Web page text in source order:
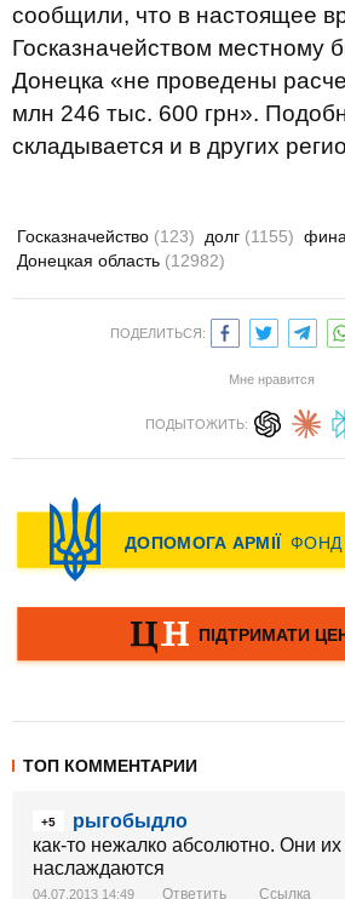
сообщили, что в настоящее
Госказначейством местному
Донецка «не проведены
млн 246 тыс. 600 грн».
складывается и в других
Госказначейство (123) долг (1155)
Донецкая область (12982)
ПОДЕЛИТЬСЯ:
Мне нравится
ПОДЫТОЖИТЬ:
ТОП КОММЕНТАРИИ
+5
рыгобыдло
как-то нежалко абсолютно. Они
наслаждаются
04.07.2013 14:49 Ответить Ссылка